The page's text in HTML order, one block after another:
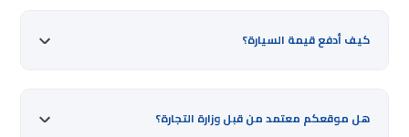
كيف أدفع قيمة السيارة؟
هل موقعكم معتمد من قبل وزارة التجارة؟